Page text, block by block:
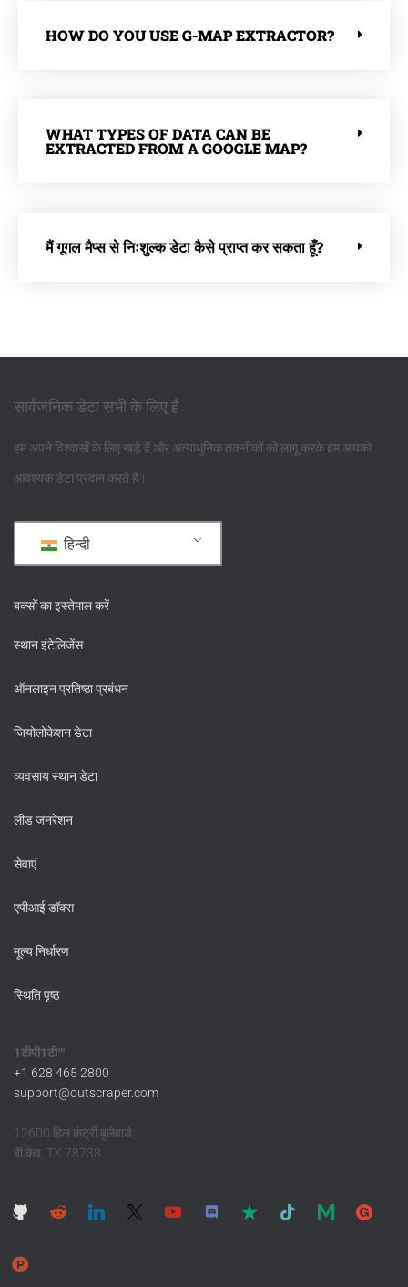
HOW DO YOU USE G-MAP EXTRACTOR?
WHAT TYPES OF DATA CAN BE
EXTRACTED FROM A GOOGLE MAP?
मैं गूगल मैप्स से निःशुल्क डेटा कैसे प्राप्त कर सकता हूँ?
सार्वजनिक डेटा सभी के लिए है
हम अपने विश्वासों के लिए खड़े हैं और अत्याधुनिक तकनीकों को लागू करके हम आपको
आवश्यक डेटा प्रदान करते हैं।
हिन्दी
बक्सों का इस्तेमाल करें
स्थान इंटेलिजेंस
ऑनलाइन प्रतिष्ठा प्रबंधन
जियोलोकेशन डेटा
व्यवसाय स्थान डेटा
लीड जनरेशन
सेवाएं
एपीआई डॉक्स
मूल्य निर्धारण
स्थिति पृष्ठ
1टीपी1टी™
+1 628 465 2800
support@outscraper.com
12600 हिल कंट्री बुलेवार्ड,
बी केव, TX 78738